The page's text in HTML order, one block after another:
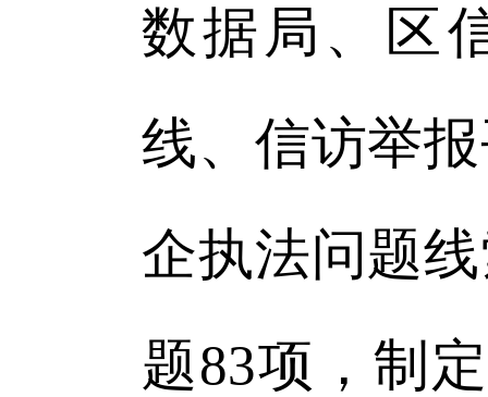
数据局、区
线、信访举
企执法问题
题83项，制